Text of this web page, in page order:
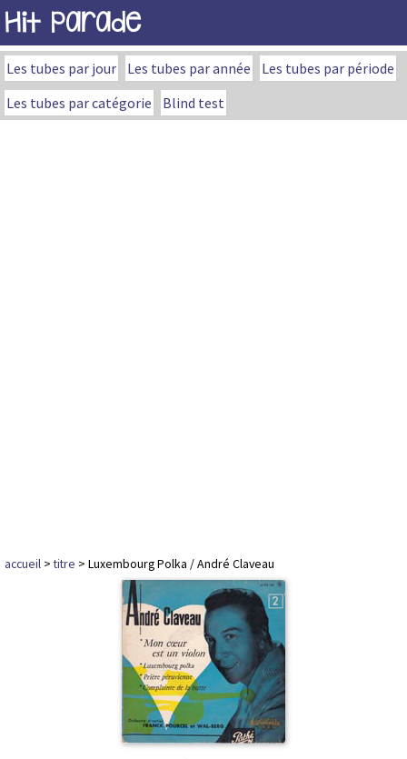
Hit Parade
Les tubes par jour Les tubes par année
Les tubes par période
Les tubes par catégorie
Blind test
accueil >titre > Luxembourg Polka / André Claveau